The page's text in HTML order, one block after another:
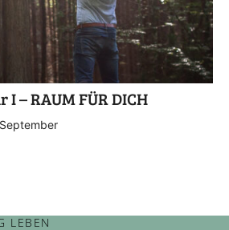
– RAUM FÜR DICH
LEBEN